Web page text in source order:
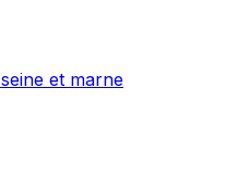
seine et marne